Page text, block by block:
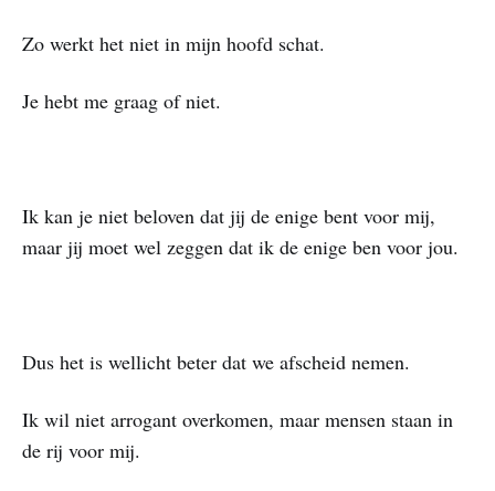
Zo werkt het niet in mijn hoofd schat.
Je hebt me graag of niet.
Ik kan je niet beloven dat jij de enige bent voor mij,
maar jij moet wel zeggen dat ik de enige ben voor jou.
Dus het is wellicht beter dat we afscheid nemen.
Ik wil niet arrogant overkomen, maar mensen staan in
de rij voor mij.